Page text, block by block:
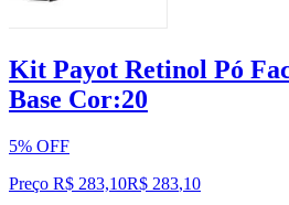
Kit Payot Retinol Pó
Base Cor:20
5% OFF
Preço R$ 283,10R$ 283,10